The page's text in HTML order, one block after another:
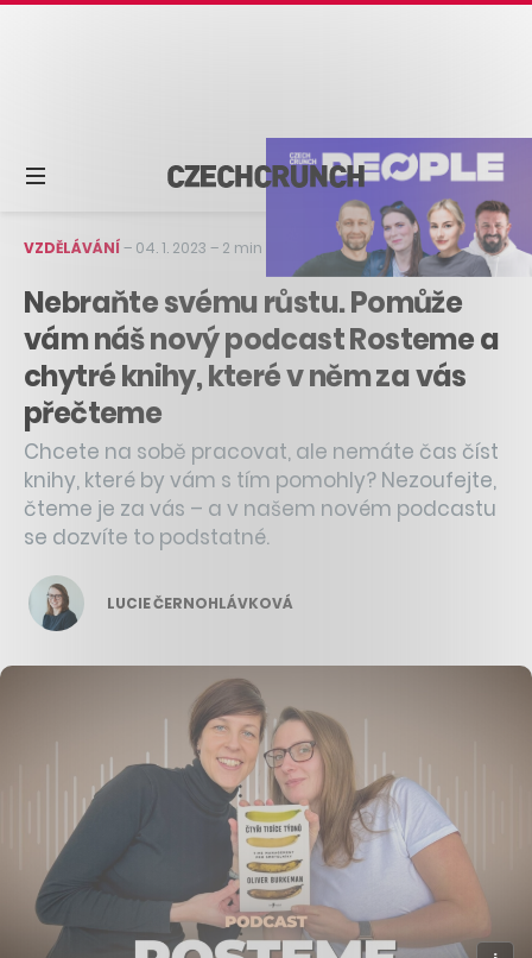
VZDĚLÁVÁNÍ– 04. 1. 2023 – 2 min čtení
Nebraňte svému růstu. Pomůže
vám náš nový podcast Rosteme a
chytré knihy, které v něm za vás
přečteme
Chcete na sobě pracovat, ale nemáte čas číst
knihy, které by vám s tím pomohly? Nezoufejte,
čteme je za vás – a v našem novém podcastu
se dozvíte to podstatné.
LUCIE ČERNOHLÁVKOVÁ